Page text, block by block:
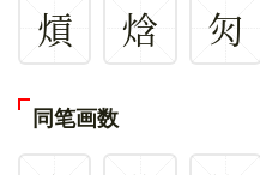
熕
焓 灳
同笔画数